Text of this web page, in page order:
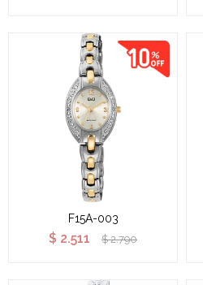
F15A-003
$ 2.511 $ 2.790